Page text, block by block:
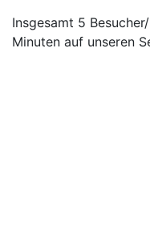
Insgesamt 5
Minuten auf unseren